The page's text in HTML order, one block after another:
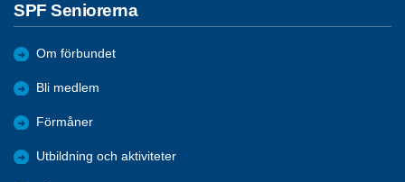
SPF Seniorerna
Om förbundet
Bli medlem
Förmåner
Utbildning och aktiviteter